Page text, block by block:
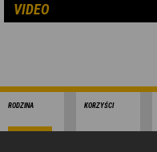
VIDEO
RODZINA KORZYŚCI